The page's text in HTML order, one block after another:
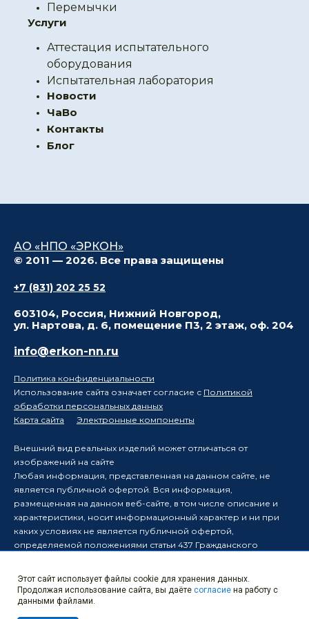
Перемычки
Услуги
Аттестация испытательного
оборудования
Испытательная лаборатория
Новости
ЧаВо
Контакты
Блог
АО «НПО «ЭРКОН»
© 2011 — 2026. Все права защищены
+7 (831) 202 25 52
603104, Россия, Нижний Новгород,
ул. Нартова, д. 6, помещение П3, 2 этаж, оф. 204
info@erkon-nn.ru
Политика конфиденциальности
Использование сайта означает согласие с Политикой
обработки персональных данных
Карта сайта
Электронные компоненты
Внешний вид реальных изделий может отличаться от
изображений на сайте
Любая информация, представленная на данном сайте, не
является публичной офертой. Вся информация,
размещенная на данном веб-сайте, в том числе описание и
характеристики, носит информационный характер и ни при
каких условиях не является публичной офертой,
определяемой положениями статьи 437 Гражданского
Производитель оставляет за собой право в одностороннем
порядке вносить изменения в информацию, размещенную на
данном веб-сайте, без уведомления третьих лиц о таких
Этот сайт использует файлы cookie для хранения данных.
Продолжая использование сайта, вы даёте согласие на работу с
данными файлами.